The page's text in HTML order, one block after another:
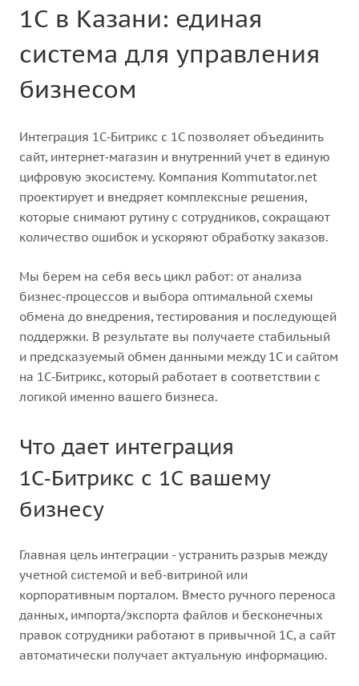
1С в Казани: единая
система для управления
бизнесом
Интеграция 1С‑Битрикс с 1С позволяет объединить
сайт, интернет‑магазин и внутренний учет в единую
цифровую экосистему. Компания Kommutator.net
проектирует и внедряет комплексные решения,
которые снимают рутину с сотрудников, сокращают
количество ошибок и ускоряют обработку заказов.
Мы берем на себя весь цикл работ: от анализа
бизнес‑процессов и выбора оптимальной схемы
обмена до внедрения, тестирования и последующей
поддержки. В результате вы получаете стабильный
и предсказуемый обмен данными между 1С и сайтом
на 1С‑Битрикс, который работает в соответствии с
логикой именно вашего бизнеса.
Что дает интеграция
1С‑Битрикс с 1С вашему
бизнесу
Главная цель интеграции - устранить разрыв между
учетной системой и веб‑витриной или
корпоративным порталом. Вместо ручного переноса
данных, импорта/экспорта файлов и бесконечных
правок сотрудники работают в привычной 1С, а сайт
автоматически получает актуальную информацию.